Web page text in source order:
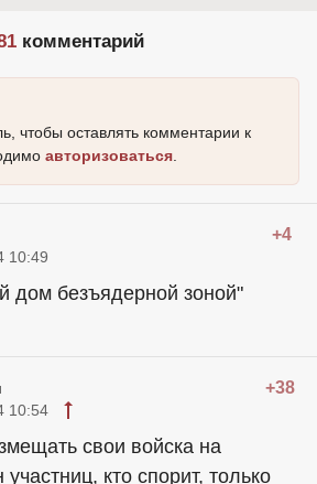
комментарий
чтобы оставлять комментарии к
авторизоваться
+4
10:49
дом безъядерной зоной"
+38
10:54
свои войска на
кто спорит, только